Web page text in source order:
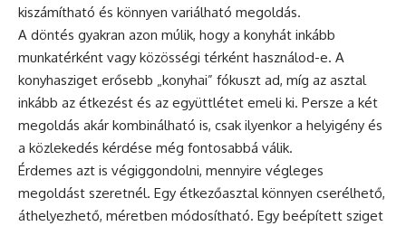
kiszámítható és könnyen variálható megoldás.
A döntés gyakran azon múlik, hogy a konyhát inkább
munkatérként vagy közösségi térként használod-e. A
konyhasziget erősebb „konyhai” fókuszt ad, míg az asztal
inkább az étkezést és az együttlétet emeli ki. Persze a két
megoldás akár kombinálható is, csak ilyenkor a helyigény és
a közlekedés kérdése még fontosabbá válik.
Érdemes azt is végiggondolni, mennyire végleges
megoldást szeretnél. Egy étkezőasztal könnyen cserélhető,
áthelyezhető, méretben módosítható. Egy beépített sziget